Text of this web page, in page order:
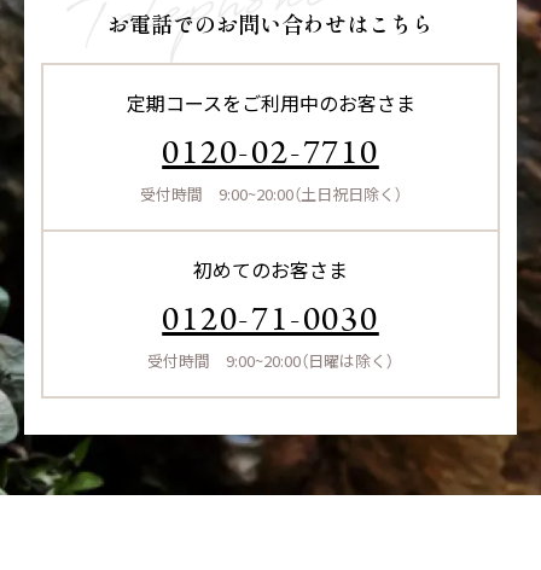
お電話でのお問い合わせはこちら
定期コースをご利用中のお客さま
0120-02-7710
受付時間 9:00~20:00（土日祝日除く）
初めてのお客さま
0120-71-0030
受付時間 9:00~20:00（日曜は除く）